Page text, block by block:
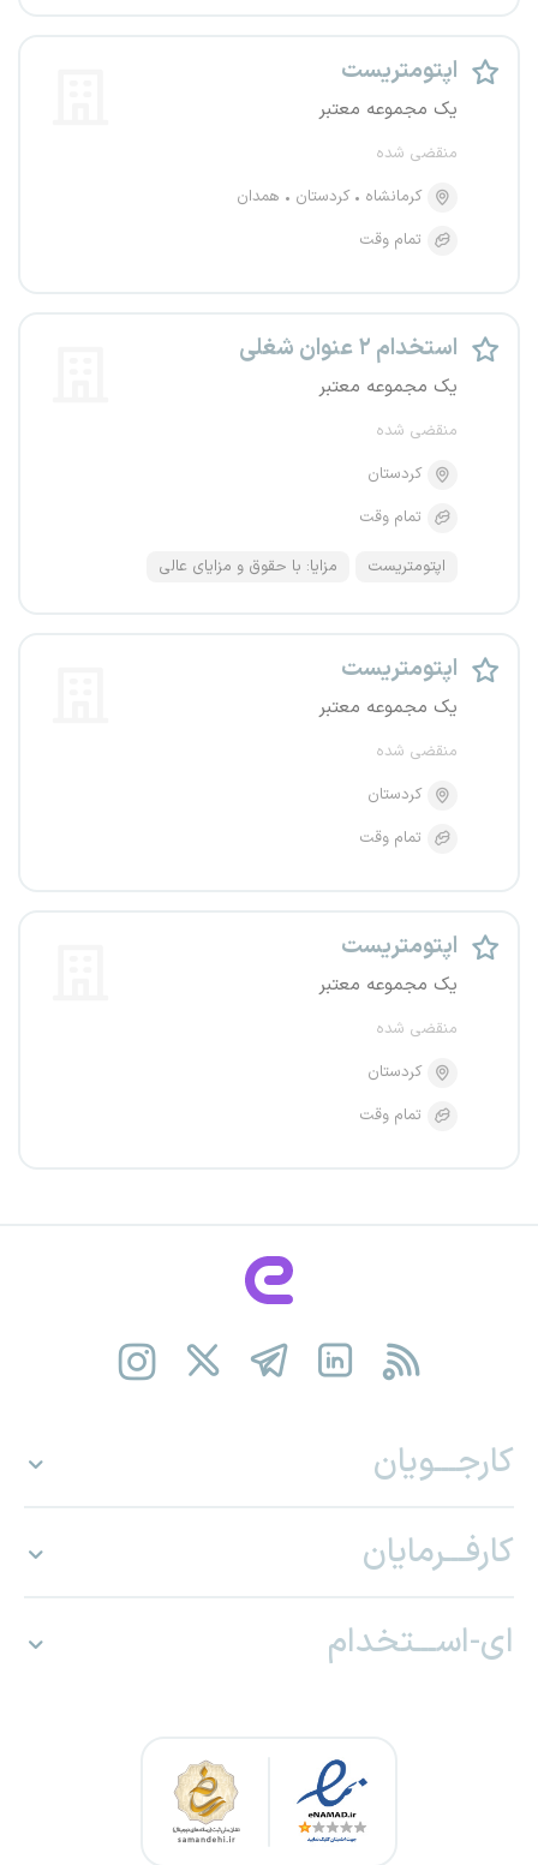
اپتومتریست
یک مجموعه معتبر
منقضی شده
کرمانشاه
کردستان
همدان
تمام وقت
استخدام ۲ عنوان شغلی
یک مجموعه معتبر
منقضی شده
کردستان
تمام وقت
اپتومتریست مزایا: با حقوق و مزایای عالی
اپتومتریست
یک مجموعه معتبر
منقضی شده
کردستان
تمام وقت
اپتومتریست
یک مجموعه معتبر
منقضی شده
کردستان
تمام وقت
کارجـــویان
کارفـــرمایان
ای-اســـتخدام